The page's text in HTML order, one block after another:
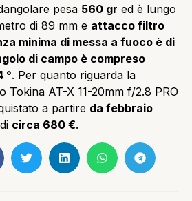
pesa 560 gr ed è lungo
di 89 mm e attacco filtro
minima di messa a fuoco è di
di campo è compreso
°. Per quanto riguarda la
Tokina AT-X 11-20mm f/2.8 PRO
a partire da febbraio
circa 680 €.